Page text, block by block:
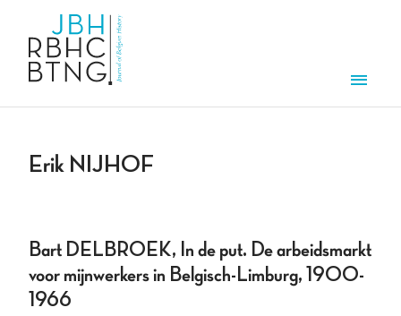
Erik NIJHOF
Bart DELBROEK, In de put. De arbeidsmarkt
voor mijnwerkers in Belgisch-Limburg, 1900-
1966